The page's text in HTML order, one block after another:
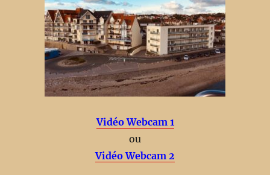
Vidéo Webcam 1
ou
Vidéo Webcam 2